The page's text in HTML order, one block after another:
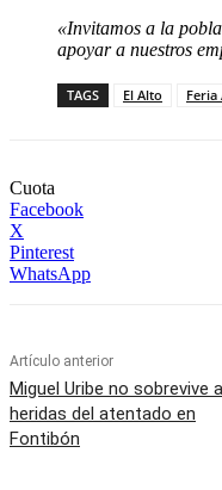
«Invitamos a la
apoyar a nuestros
TAGS El Alto Feria
Cuota
Facebook
X
Pinterest
WhatsApp
Artículo anterior
Miguel Uribe no sobrevive
heridas del atentado en
Fontibón